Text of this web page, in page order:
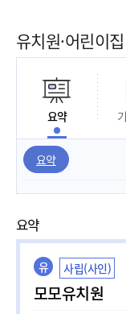
유치원·어린이
요약
요약
요약
유 사립(사인)
모모유치원